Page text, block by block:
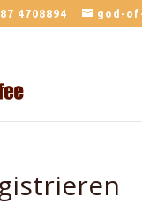
4708894 god-